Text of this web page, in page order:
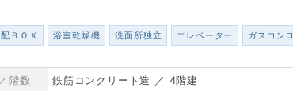
ＢＯＸ 浴室乾燥機 洗面所独立 エレベーター ガスコンロ
階数 鉄筋コンクリート造 ／ 4階建